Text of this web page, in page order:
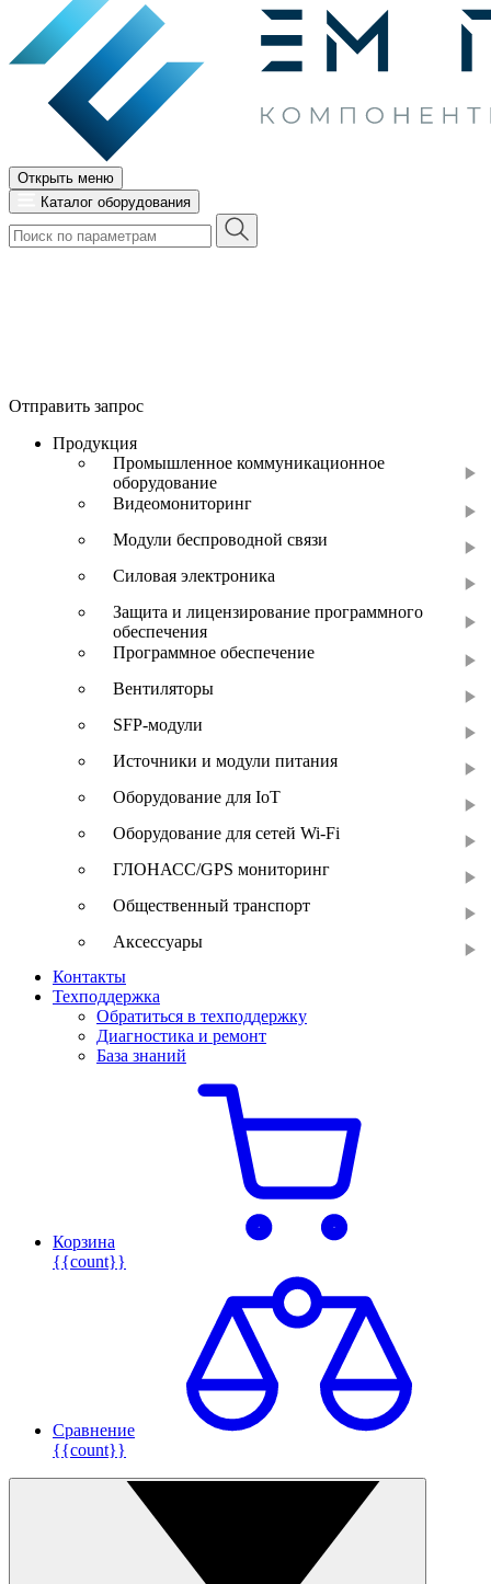
Открыть меню
Каталог оборудования
Отправить запрос
Продукция
Промышленное коммуникационное
оборудование
Видеомониторинг
Модули беспроводной связи
Силовая электроника
Защита и лицензирование программного
обеспечения
Программное обеспечение
Вентиляторы
SFP-модули
Источники и модули питания
Оборудование для IoT
Оборудование для сетей Wi-Fi
ГЛОНАСС/GPS мониторинг
Общественный транспорт
Аксессуары
Контакты
Техподдержка
Обратиться в техподдержку
Диагностика и ремонт
База знаний
Корзина
{{count}}
Сравнение
{{count}}